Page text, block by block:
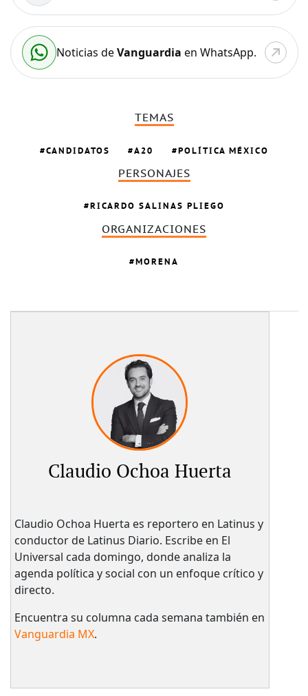
Noticias deVanguardia en WhatsApp.
TEMAS
CANDIDATOS A20 POLÍTICA MÉXICO
PERSONAJES
RICARDO SALINAS PLIEGO
ORGANIZACIONES
MORENA
Claudio Ochoa Huerta
Claudio Ochoa Huerta es reportero en Latinus y
conductor de Latinus Diario. Escribe en El
Universal cada domingo, donde analiza la
agenda política y social con un enfoque crítico y
directo.
Encuentra su columna cada semana también en
Vanguardia MX.